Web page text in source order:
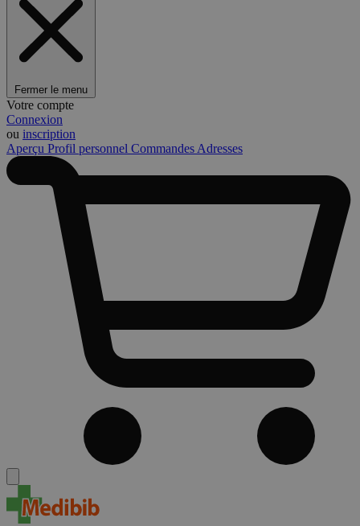
Fermer le menu
Votre compte
Connexion
ou inscription
Aperçu Profil personnel Commandes Adresses